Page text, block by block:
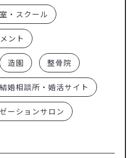
・スクール
ント
造園 整骨院
結婚相談所・婚活サイト
ーションサロン